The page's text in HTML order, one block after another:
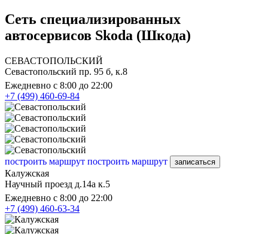
Сеть специализированных
автосервисов Skoda (Шкода)
СЕВАСТОПОЛЬСКИЙ
Севастопольский пр. 95 б, к.8
Ежедневно с 8:00 до 22:00
+7 (499) 460-69-84
построить маршрут построить маршрут записаться
Калужская
Научный проезд д.14а к.5
Ежедневно с 8:00 до 22:00
+7 (499) 460-63-34